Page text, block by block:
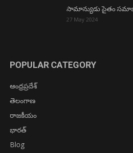
సామాన్యుడు సైతం
27 May 2024
POPULAR CATEGORY
ఆంధ్రప్రదేశ్
తెలంగాణ
రాజకీయం
భారత్
Blog